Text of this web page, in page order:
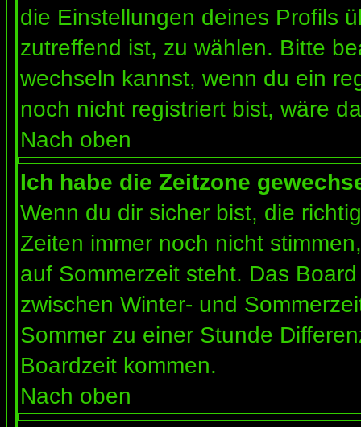
die Einstellungen deines Profils
zutreffend ist, zu wählen. Bitte
wechseln kannst, wenn du ein
noch nicht registriert bist, wäre
Nach oben
Ich habe die Zeitzone
Wenn du dir sicher bist, die
Zeiten immer noch nicht
auf Sommerzeit steht. Das
zwischen Winter- und
Sommer zu einer Stunde
Boardzeit kommen.
Nach oben